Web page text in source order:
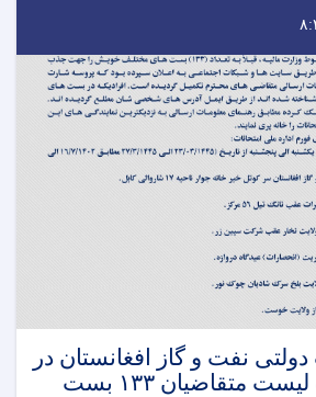
نفت و گاز افغانستان در
متقاضیان ۱۳۳ بست